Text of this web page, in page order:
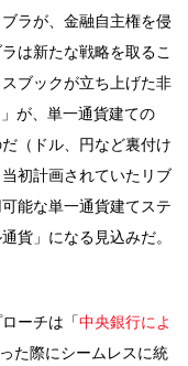
ラが、金融自主権を侵
は新たな戦略を取るこ
ブックが立ち上げた非
が、単一通貨建ての
（ドル、円など裏付け
初計画されていたリブ
能な単一通貨建てステ
貨」になる見込みだ。
ーチは「中央銀行によ
た際にシームレスに統